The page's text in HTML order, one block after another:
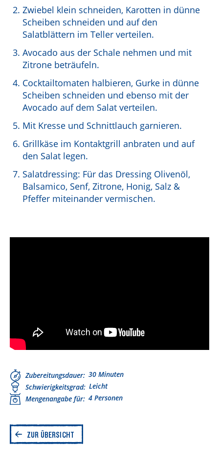
Zwiebel klein schneiden, Karotten in dünne
Scheiben schneiden und auf den
Salatblättern im Teller verteilen.
Avocado aus der Schale nehmen und mit
Zitrone beträufeln.
Cocktailtomaten halbieren, Gurke in dünne
Scheiben schneiden und ebenso mit der
Avocado auf dem Salat verteilen.
Mit Kresse und Schnittlauch garnieren.
Grillkäse im Kontaktgrill anbraten und auf
den Salat legen.
Salatdressing: Für das Dressing Olivenöl,
Balsamico, Senf, Zitrone, Honig, Salz &
Pfeffer miteinander vermischen.
Zubereitungsdauer 30 Minuten
Schwierigkeitsgrad Leicht
Mengenangabe für 4 Personen
ZUR ÜBERSICHT